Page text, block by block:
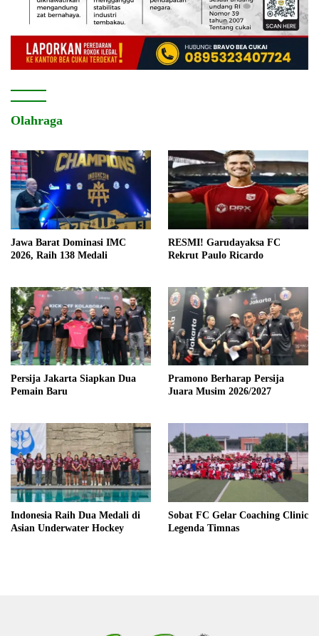
Olahraga
Jawa Barat Dominasi IMC
2026, Raih 138 Medali
RESMI! Garudayaksa FC
Rekrut Paulo Ricardo
Persija Jakarta Siapkan Dua
Pemain Baru
Pramono Berharap Persija
Juara Musim 2026/2027
Indonesia Raih Dua Medali di
Asian Underwater Hockey
Sobat FC Gelar Coaching Clinic
Legenda Timnas